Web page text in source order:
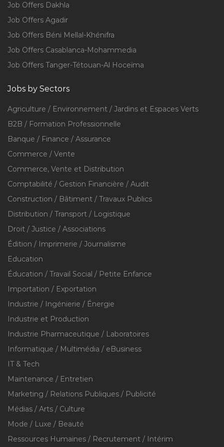
Job Offers Dakhla
Job Offers Agadir
Job Offers Béni Mellal-Khénifra
Job Offers Casablanca-Mohammedia
Job Offers Tanger-Tétouan-Al Hoceïma
Jobs by Sectors
Agriculture / Environnement / Jardins et Espaces Verts
B2B / Formation Professionnelle
Banque / Finance / Assurance
Commerce / Vente
Commerce, Vente et Distribution
Comptabilité / Gestion Financière / Audit
Construction / Bâtiment / Travaux Publics
Distribution / Transport / Logistique
Droit / Justice / Associations
Édition / Imprimerie / Journalisme
Education
Éducation / Travail Social / Petite Enfance
Importation / Exportation
Industrie / Ingénierie / Énergie
Industrie et Production
Industrie Pharmaceutique / Laboratoires
Informatique / Multimédia / eBusiness
IT & Tech
Maintenance / Entretien
Marketing / Relations Publiques / Publicité
Médias / Arts / Culture
Mode / Luxe / Beauté
Ressources Humaines / Recrutement / Intérim